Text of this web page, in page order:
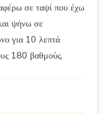
σε ταψί που έχω
ψήνω σε
για 10 λεπτά
180 βαθμούς.